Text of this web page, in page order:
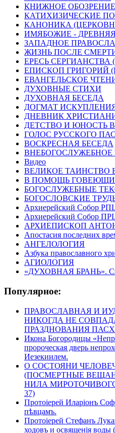
КНИЖНОЕ ОБОЗРЕНИЕ
КАТИХИЗИЧЕСКИЕ
КАНОНИКА
ИМЯБОЖИЕ -
ЗАПАДНОЕ
ЖИЗНЬ ПОСЛЕ
ЕРЕСЬ СЕРГИАНСТВА
ЕПИСКОП ГРИГОРИЙ
ЕВАНГЕЛЬСКОЕ
ДУХОВНЫЕ СТИХИ
ДУХОВНАЯ БЕСЕДА
ДОГМАТ
ДНЕВНИК
ДЕТСТВО И ЮНОСТЬ
ГОЛОС РУССКОГО
ВОСКРЕСНАЯ БЕСЕДА
ВНЕБОГОСЛУЖЕБНОЕ
Видео
ВЕЛИКОЕ ТАИНСТВО
В ПОМОЩЬ
БОГОСЛУЖЕБНЫЕ
БОГОСЛОВСКИЕ
Архиерейский Собор
Архиерейский Собор
АРХИЕПИСКОП
Апостасия последних
АНГЕЛОЛОГИЯ
Азбука православного
АГИОЛОГИЯ
«ДУХОВНАЯ БРАНЬ».
Популярное:
ПРАВОСЛАВНАЯ И
НИКОГДА НЕ
ПРАЗДНОВАНИЯ
Икона Богородицы
пророческая дверь
Иезекиилем.
О СОСТОЯНИ
(ПОСМЕРТНЫЕ
НИЛА
37)
Протоіерей Иларіонъ
пѣвцамъ.
Протоіерей Стефанъ
ходовъ и освященія